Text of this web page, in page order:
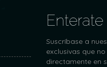
Suscríbase a
exclusivas que
directamente en